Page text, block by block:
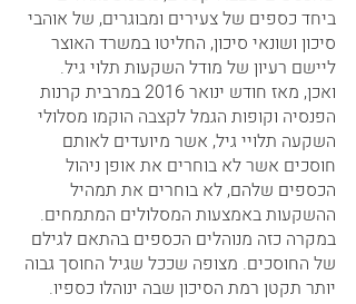
ביחד כספים של צעירים ומבוגרים, של אוהבי
סיכון ושונאי סיכון, החליטו במשרד האוצר
ליישם רעיון של מודל השקעות תלוי גיל.
ואכן, מאז חודש ינואר 2016 במרבית קרנות
הפנסיה וקופות הגמל לקצבה הוקמו מסלולי
השקעה תלויי גיל, אשר מיועדים לאותם
חוסכים אשר לא בוחרים את אופן ניהול
הכספים שלהם, לא בוחרים את תמהיל
ההשקעות באמצעות המסלולים המתמחים.
במקרה כזה מנוהלים הכספים בהתאם לגילם
של החוסכים. מצופה שככל שגיל החוסך גבוה
יותר תקטן רמת הסיכון שבה ינוהלו כספיו.